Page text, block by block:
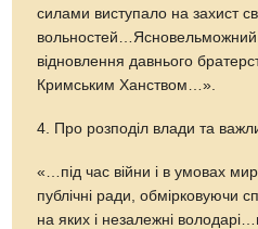
силами виступало на захист
відновлення давнього
Кримським Ханством…».
4. Про розподіл влади та
«…під час війни і в умовах
публічні ради, обмірковуючи
на яких і незалежні